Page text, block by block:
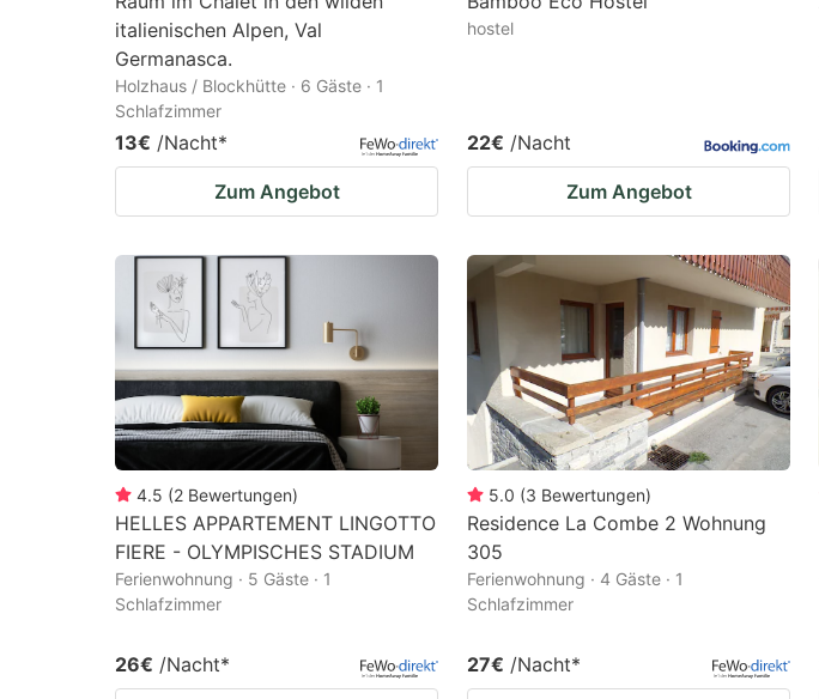
italienischen Alpen, Val
Germanasca.
Holzhaus / Blockhütte · 6 Gäste · 1
Schlafzimmer
13€ /Nacht*
Zum Angebot
hostel
22€ /Nacht
Zum Angebot
4.5 (2 Bewertungen)
HELLES APPARTEMENT LINGOTTO
FIERE - OLYMPISCHES STADIUM
Ferienwohnung · 5 Gäste · 1
Schlafzimmer
26€ /Nacht*
5.0 (3 Bewertungen)
Residence La Combe 2 Wohnung
305
Ferienwohnung · 4 Gäste · 1
Schlafzimmer
27€ /Nacht*